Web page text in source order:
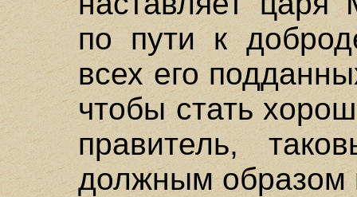
по пути к
всех его
чтобы стать
правитель,
должным образом